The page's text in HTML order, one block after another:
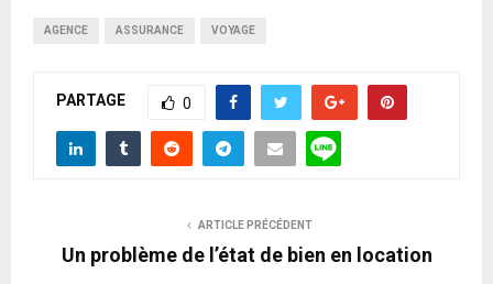
AGENCE ASSURANCE VOYAGE
PARTAGE 0
ARTICLE PRÉCÉDENT
Un problème de l’état de bien en location